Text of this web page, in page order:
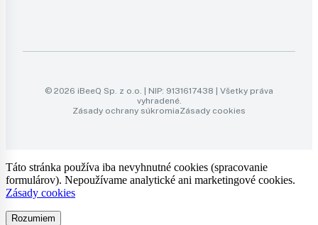
© 2026 iBeeQ Sp. z o.o. | NIP: 9131617438 | Všetky práva
vyhradené.
Zásady ochrany súkromiaZásady cookies
Táto stránka používa iba nevyhnutné cookies (spracovanie
formulárov). Nepoužívame analytické ani marketingové cookies.
Zásady cookies
Rozumiem